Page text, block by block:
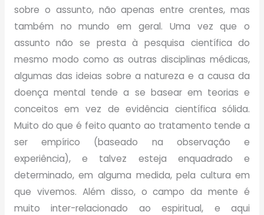
sobre o assunto, não apenas entre crentes, mas
também no mundo em geral. Uma vez que o
assunto não se presta à pesquisa científica do
mesmo modo como as outras disciplinas médicas,
algumas das ideias sobre a natureza e a causa da
doença mental tende a se basear em teorias e
conceitos em vez de evidência científica sólida.
Muito do que é feito quanto ao tratamento tende a
ser empírico (baseado na observação e
experiência), e talvez esteja enquadrado e
determinado, em alguma medida, pela cultura em
que vivemos. Além disso, o campo da mente é
muito inter-relacionado ao espiritual, e aqui